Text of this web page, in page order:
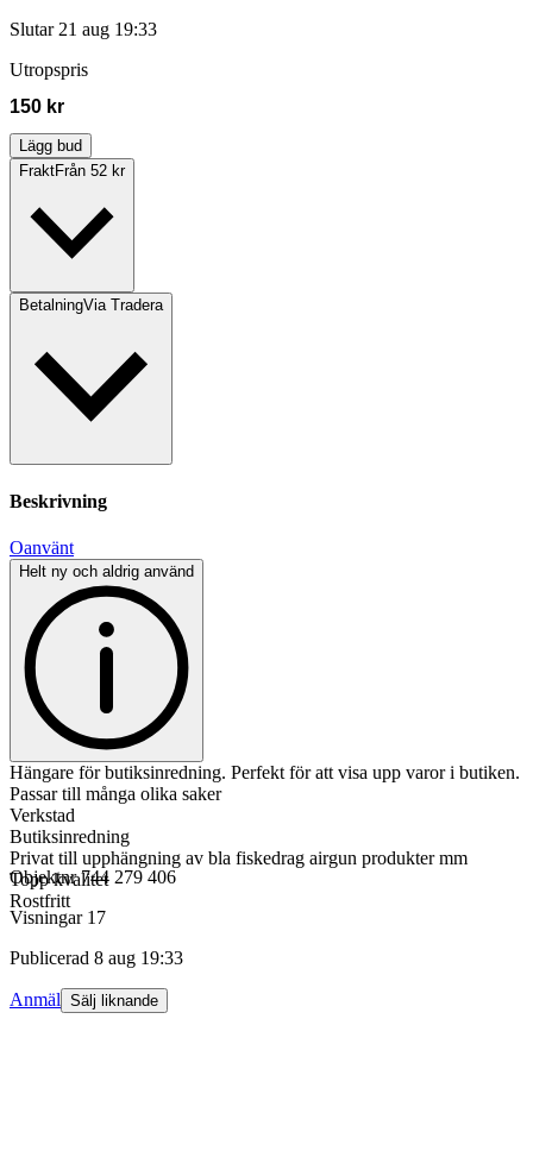
Slutar 21 aug 19:33
Utropspris
150 kr
Lägg bud
FraktFrån 52 kr
BetalningVia Tradera
Beskrivning
Oanvänt
Helt ny och aldrig använd
Hängare för butiksinredning. Perfekt för att visa upp varor i butiken.
Passar till många olika saker
Verkstad
Butiksinredning
Privat till upphängning av bla fiskedrag airgun produkter mm
Topp kvalitet
Rostfritt
Objektnr 744 279 406
Visningar 17
Publicerad 8 aug 19:33
Anmäl Sälj liknande